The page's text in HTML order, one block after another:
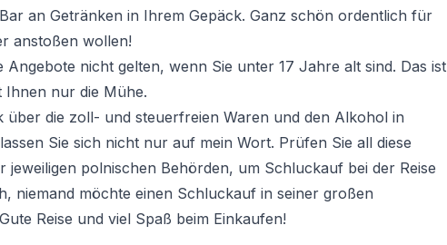
an Getränken in Ihrem Gepäck. Ganz schön ordentlich für
anstoßen wollen!
Angebote nicht gelten, wenn Sie unter 17 Jahre alt sind. Das ist
Ihnen nur die Mühe.
die zoll- und steuerfreien Waren und den Alkohol in
Sie sich nicht nur auf mein Wort. Prüfen Sie all diese
jeweiligen polnischen Behörden, um Schluckauf bei der Reise
niemand möchte einen Schluckauf in seiner großen
Reise und viel Spaß beim Einkaufen!